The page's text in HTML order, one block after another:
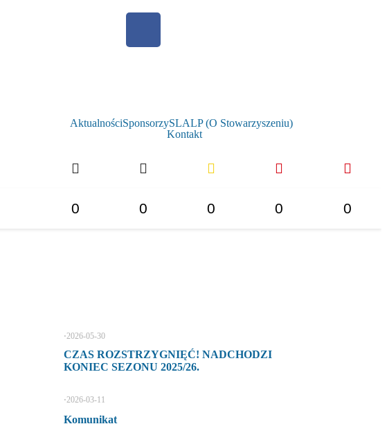
AktualnościSponsorzySLALP (O Stowarzyszeniu)
Kontakt
0 0 0 0 0
CZAS ROZSTRZYGNIĘĆ! NADCHODZI
KONIEC SEZONU 2025/26.
⋅2026-05-30
Komunikat
⋅2026-03-11